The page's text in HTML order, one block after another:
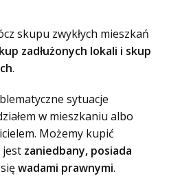
skupu zwykłych mieszkań
zadłużonych lokali i skup
.
sytuacje
w mieszkaniu albo
Możemy kupić
jest zaniedbany, posiada
sięwadami prawnymi.